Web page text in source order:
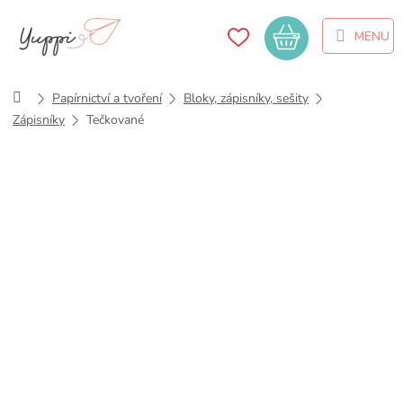
obsah
Nákupní
košík
DomůPapírnictví a tvoření
Bloky, zápisníky, sešity
Zápisníky
Tečkované